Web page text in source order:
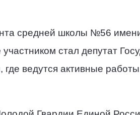
средней школы №56
стал депутат
ведутся активные